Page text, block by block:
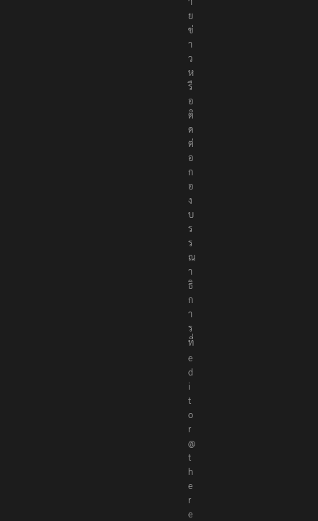
ย
ข่
า
ว
ห
รื
อ
ติ
ด
ต่
อ
ก
อ
ง
บ
ร
ร
ณ
า
ธิ
ก
า
ร
ที่
e
d
i
t
o
r
@
t
h
e
r
e